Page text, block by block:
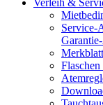
Verleih &
Service-